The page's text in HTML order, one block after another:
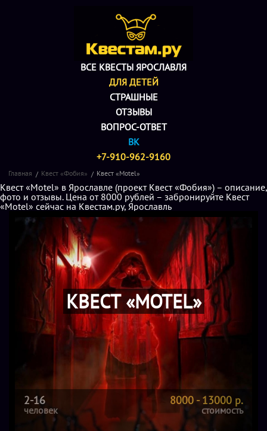
ВСЕ КВЕСТЫ ЯРОСЛАВЛЯ
ДЛЯ ДЕТЕЙ
СТРАШНЫЕ
ОТЗЫВЫ
ВОПРОС-ОТВЕТ
ВК
+7-910-962-9160
Главная Квест «Фобия» Квест «Motel»
Квест «Motel» в Ярославле (проект Квест «Фобия») – описание,
фото и отзывы. Цена от 8000 рублей – забронируйте Квест
«Motel» сейчас на Квестам.ру, Ярославль
КВЕСТ «MOTEL»
2-16
человек
8000 - 13000 р.
стоимость